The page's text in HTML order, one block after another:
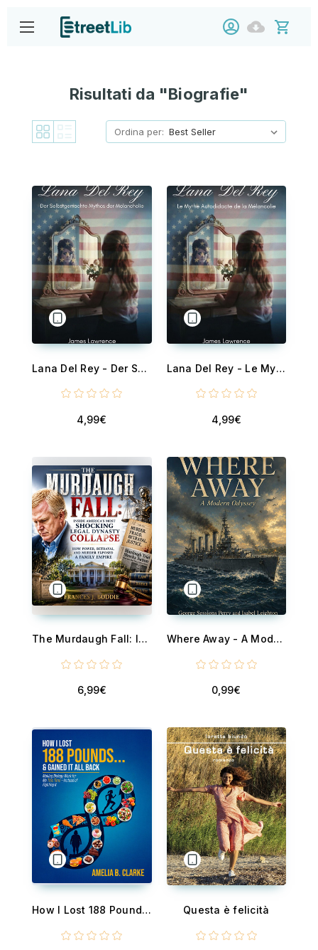
Risultati da "Biografie"
Ordina per:
Lana Del Rey - Der Selbstgemachte Mythos der Melancholie
4,99€
Lana Del Rey - Le Mythe Autodidacte de la Mélancolie
4,99€
The Murdaugh Fall: Inside America’s Most Shocking Legal Dynasty Collapse - How Power, Betrayal, and Murder Exposed a Family Empire
6,99€
Where Away - A Modern Odyssey
0,99€
How I Lost 188 Pounds . . . & Gained It All Back - Making Biology Work for Me This Time— Instead of Fighting It Questa è felicità